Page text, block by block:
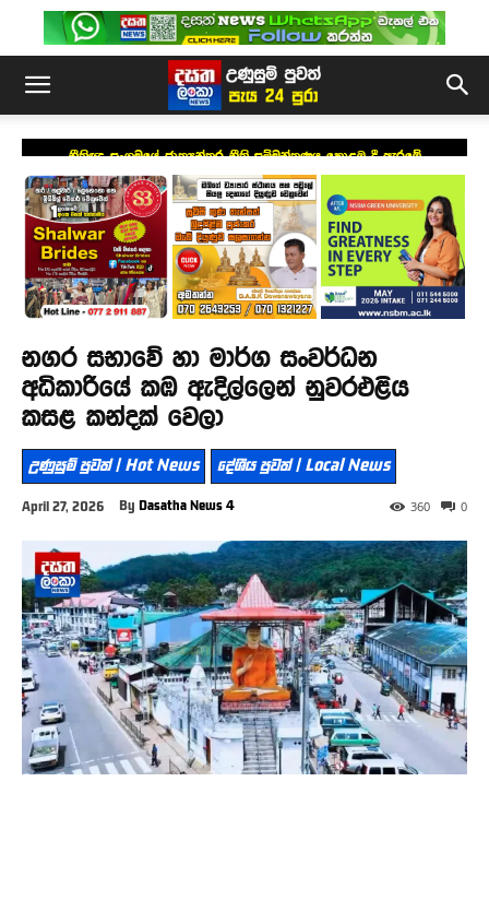
නීතිඥ සංගමයේ ජාත්‍යන්තර නීති සම්මන්ත්‍රණය කොළඹ දී ඇරඹේ
නගර සභාවේ හා මාර්ග සංවර්ධන
අධිකාරියේ කඹ ඇදිල්ලෙන් නුවරඑළිය
කසළ කන්දක් වෙලා
උණුසුම් පුවත් | Hot News දේශීය පුවත් | Local News
April 27, 2026 By Dasatha News 4 0
360